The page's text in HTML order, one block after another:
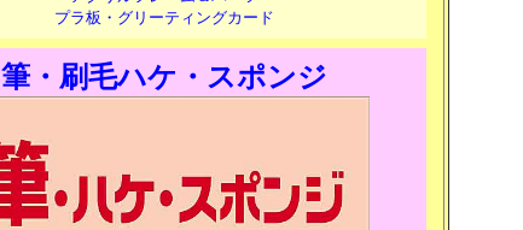
プラ板・グリーティングカード
筆・刷毛ハケ・スポンジ